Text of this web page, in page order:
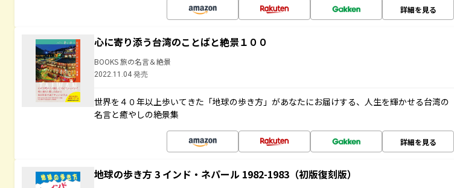
詳細を見る
心に寄り添う台湾のことばと絶景１００
BOOKS 旅の名言＆絶景
2022.11.04 発売
世界を４０年以上歩いてきた「地球の歩き方」があなたにお届けする、人生を輝かせる台湾の
名言と癒やしの絶景集
詳細を見る
地球の歩き方 3 インド・ネパール 1982-1983（初版復刻版）